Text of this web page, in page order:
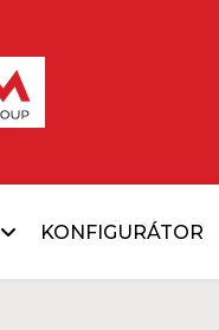
KONFIGURÁTOR